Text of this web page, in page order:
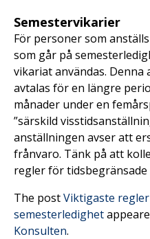
Semestervikarier
För personer som
som går på
vikariat användas.
avtalas för en längre
månader under en
”särskild
anställningen avser att
frånvaro. Tänk på att
regler för
The postViktigaste
semesterledighet
Konsulten.